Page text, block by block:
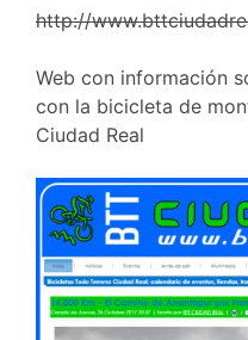
http://
Web con información
con la bicicleta de
Ciudad Real